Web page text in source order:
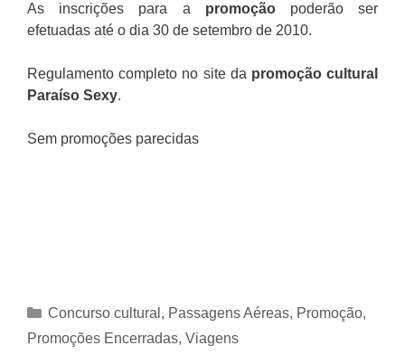
As inscrições para a promoçãopoderão ser
efetuadas até o dia 30 de setembro de 2010.
Regulamento completo no site da promoção cultural
Paraíso Sexy.
Sem promoções parecidas
Categorias
Concurso cultural , Passagens Aéreas, Promoção,
Promoções Encerradas, Viagens